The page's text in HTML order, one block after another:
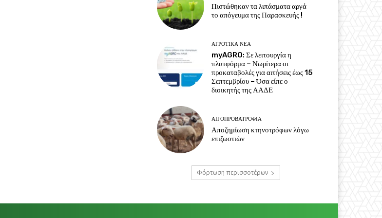
Πιστώθηκαν τα λιπάσματα αργά
το απόγευμα της Παρασκευής !
ΑΓΡΟΤΙΚΆ ΝΈΑ
myAGRO: Σε λειτουργία η
πλατφόρμα – Νωρίτερα οι
προκαταβολές για αιτήσεις έως 15
Σεπτεμβρίου – Όσα είπε ο
διοικητής της ΑΑΔΕ
ΑΙΓΟΠΡΟΒΑΤΡΟΦΊΑ
Αποζημίωση κτηνοτρόφων λόγω
επιζωοτιών
Φόρτωση περισσοτέρων